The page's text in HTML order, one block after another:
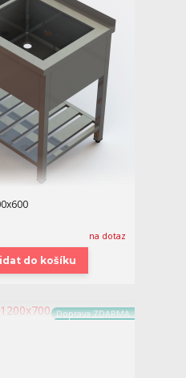
na dotaz
do košíku
Doprava ZDARMA